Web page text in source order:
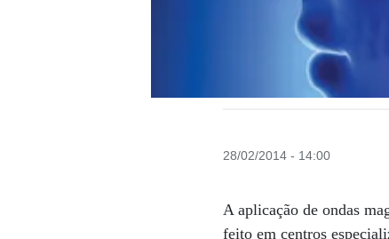
28/02/2014 - 14:00
A aplicação de ondas
feito em centros